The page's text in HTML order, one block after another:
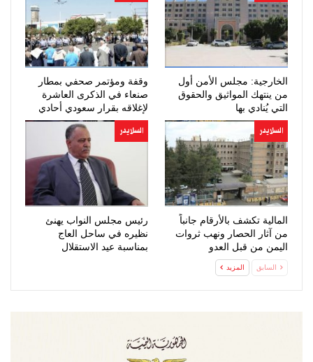
الخارجية: مجلس الأمن أول
من ينتهك المواثيق والحقوق
التي يُنادي بها
وقفة ومؤتمر صحفي بمطار
صنعاء في الذكرى العاشرة
لإغلاقه بقرار سعودي أحادي
السلايدر
المالية تكشف بالأرقام جانباً
من آثار الحصار ونهب ثروات
اليمن من قبل العدو
السعودي…
السلايدر
رئيس مجلس النواب يهنئ
نظيره في ساحل العاج
بمناسبة عيد الاستقلال
السابق المزيد